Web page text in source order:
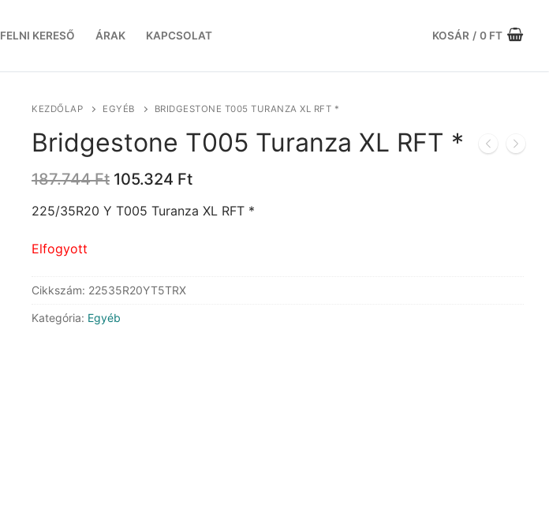
FELNI KERESŐ ÁRAK KAPCSOLAT KOSÁR / 0 FT
KEZDŐLAP EGYÉB BRIDGESTONE T005 TURANZA XL RFT *
Bridgestone T005 Turanza XL RFT *
187.744Ft Original
was:
105.324 FtCurrent
is:
225/35R20 Y T005 Turanza XL RFT *
Elfogyott
Cikkszám: 22535R20YT5TRX
Kategória: Egyéb